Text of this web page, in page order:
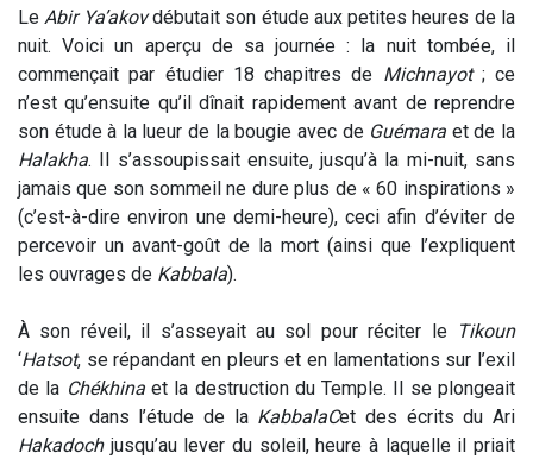
LeAbir Ya’akovdébutait son étude aux petites heures de la
nuit. Voici un aperçu de sa journée : la nuit tombée, il
commençait par étudier 18 chapitres de Michnayot ; ce
n’est qu’ensuite qu’il dînait rapidement avant de reprendre
son étude à la lueur de la bougie avec de Guémara et de la
Halakha. Il s’assoupissait ensuite, jusqu’à la mi-nuit, sans
jamais que son sommeil ne dure plus de « 60 inspirations »
(c’est-à-dire environ une demi-heure), ceci afin d’éviter de
percevoir un avant-goût de la mort (ainsi que l’expliquent
les ouvrages de Kabbala).
À son réveil, il s’asseyait au sol pour réciter le Tikoun
‘Hatsot, se répandant en pleurs et en lamentations sur l’exil
de la Chékhinaet la destruction du Temple. Il se plongeait
ensuite dans l’étude de la KabbalaCet des écrits du Ari
Hakadochjusqu’au lever du soleil, heure à laquelle il priait